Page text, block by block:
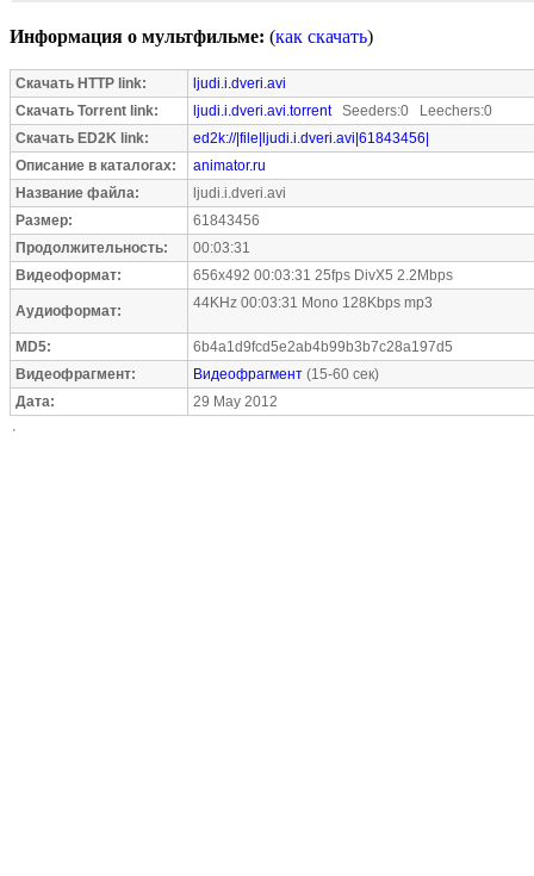
Информация о мультфильме: (как скачать)
Скачать HTTP link:
ljudi.i.dveri.avi
Скачать Torrent link:
ljudi.i.dveri.avi.torrentSeeders:0 Leechers:0
Скачать ED2K link:
ed2k://|file|ljudi.i.dveri.avi|61843456|
Описание в каталогах:
animator.ru
Название файла:
ljudi.i.dveri.avi
Размер:
61843456
Продолжительность:
00:03:31
Видеоформат:
656x492 00:03:31 25fps DivX5 2.2Mbps
Аудиоформат: 44KHz 00:03:31 Mono 128Kbps mp3
MD5:
6b4a1d9fcd5e2ab4b99b3b7c28a197d5
Видеофрагмент:
Видеофрагмент (15-60 сек)
Дата:
29 May 2012